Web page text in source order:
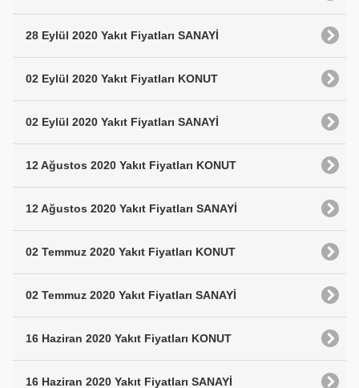
28 Eylül 2020 Yakıt Fiyatları SANAYİ
02 Eylül 2020 Yakıt Fiyatları KONUT
02 Eylül 2020 Yakıt Fiyatları SANAYİ
12 Ağustos 2020 Yakıt Fiyatları KONUT
12 Ağustos 2020 Yakıt Fiyatları SANAYİ
02 Temmuz 2020 Yakıt Fiyatları KONUT
02 Temmuz 2020 Yakıt Fiyatları SANAYİ
16 Haziran 2020 Yakıt Fiyatları KONUT
16 Haziran 2020 Yakıt Fiyatları SANAYİ